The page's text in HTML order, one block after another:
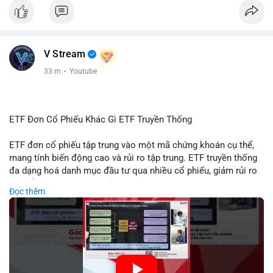
V Stream
33 m · Youtube
ETF Đơn Cổ Phiếu Khác Gì ETF Truyền Thống
ETF đơn cổ phiếu tập trung vào một mã chứng khoán cụ thể,
mang tính biến động cao và rủi ro tập trung. ETF truyền thống
đa dạng hoá danh mục đầu tư qua nhiều cổ phiếu, giảm rủi ro
sản và mức độ tiếp xúc với thị trường.
🎥 Xem video trực tiếp tại:
Nguồn: Tài chính & Kinh doanh
Đọc thêm